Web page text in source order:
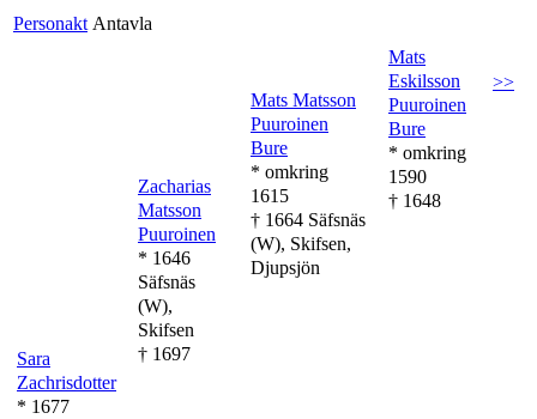
Personakt Antavla
Sara
Zachrisdotter
* 1677
Zacharias
Matsson
Puuroinen
* 1646
Säfsnäs
(W),
Skifsen
† 1697
Mats Matsson
Puuroinen
Bure
* omkring
1615
† 1664 Säfsnäs
(W), Skifsen,
Djupsjön
Mats
Eskilsson
Puuroinen
Bure
* omkring
1590
† 1648
>>